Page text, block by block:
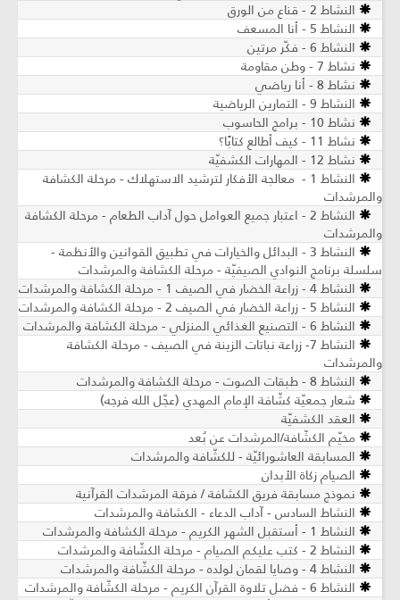
النشاط 2 - قناع من الورق
النشاط 5 - أنا المسعف
النشاط 6 - فكّر مرتين
نشاط 7 - وطن مقاومة
نشاط 8 - أنا رياضي
النشاط 9 - التمارين الرياضية
نشاط 10 - برامج الحاسوب
نشاط 11 - كيف أطالع كتابًا؟
نشاط 12 - المهارات الكشفيّة
النشاط 1 - معالجة الأفكار لترشيد الاستهلاك - مرحلة الكشافة
والمرشدات
النشاط 2 - اعتبار جميع العوامل حول آداب الطعام - مرحلة الكشافة
والمرشدات
النشاط 3 - البدائل والخيارات في تطبيق القوانين والأنظمة -
سلسلة برنامج النوادي الصيفيّة - مرحلة الكشافة والمرشدات
النشاط 4 - زراعة الخضار في الصيف 1 - مرحلة الكشافة والمرشدات
النشاط 5 - زراعة الخضار في الصيف 2 - مرحلة الكشافة والمرشدات
النشاط 6 - التصنيع الغذائي المنزلي - مرحلة الكشافة والمرشدات
النشاط 7- زراعة نباتات الزينة في الصيف ​- مرحلة الكشافة
والمرشدات
النشاط 8 - طبقات الصوت - مرحلة الكشافة والمرشدات
شعار جمعيّة كشّافة الإمام المهدي (عجّل الله فرجه)
العقد الكشفيّة
مخيّم الكشّافة/المرشدات عن بُعد
المسابقة العاشورائيّة - للكشّافة والمرشدات
الصيام زكاة الأبدان
نموذج مسابقة فريق الكشافة / فرقة المرشدات القرآنية
النشاط السادس - آداب الدعاء - الكشافة والمرشدات
النشاط 1 - أستقبل الشهر الكريم - مرحلة الكشافة والمرشدات
النشاط 2 - كتب عليكم الصيام - مرحلة الكشّافة والمرشدات
النشاط 4 - وصايا لقمان لولده - مرحلة الكشّافة والمرشدات
النشاط 6 - فضل تلاوة القرآن الكريم - مرحلة الكشّافة والمرشدات